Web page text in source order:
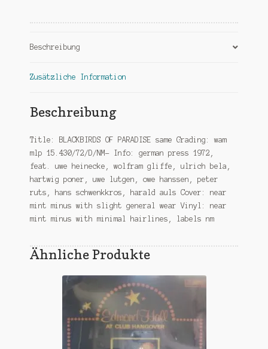
Beschreibung
Zusätzliche Information
Beschreibung
Title: BLACKBIRDS OF PARADISE same Grading: wam
mlp 15.430/72/D/NM- Info: german press 1972,
feat. uwe heinecke, wolfram gliffe, ulrich bela,
hartwig poner, uwe lutgen, owe hanssen, peter
ruts, hans schwenkkros, harald auls Cover: near
mint minus with slight general wear Vinyl: near
mint minus with minimal hairlines, labels nm
Ähnliche Produkte